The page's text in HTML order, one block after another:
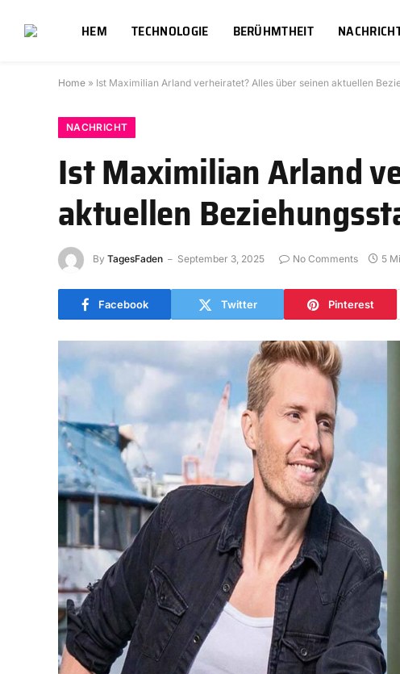
HEM TECHNOLOGIE BERÜHMTHEIT
Home » Ist Maximilian Arland verheiratet? Alles über seinen aktuellen
NACHRICHT
Ist Maximilian Arland
aktuellen
By TagesFaden September 3, 2025 No Comments 5
Facebook Twitter Pinterest